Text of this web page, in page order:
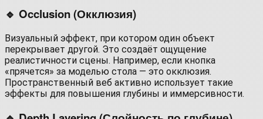
🔹 Occlusion (Окклюзия)
Визуальный эффект, при котором один объект
перекрывает другой. Это создаёт ощущение
реалистичности сцены. Например, если кнопка
«прячется» за моделью стола — это окклюзия.
Пространственный веб активно использует такие
эффекты для повышения глубины и иммерсивности.